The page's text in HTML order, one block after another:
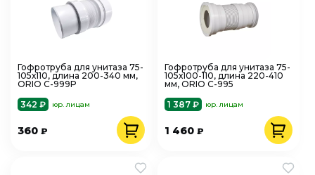
Гофротруба для унитаза 75-
105х110, длина 200-340 мм,
ORIO С-999Р
342 ₽
юр. лицам
360 ₽
Гофротруба для унитаза 75-
105х100-110, длина 220-410
мм, ORIO С-995
1 387 ₽
юр. лицам
1 460₽